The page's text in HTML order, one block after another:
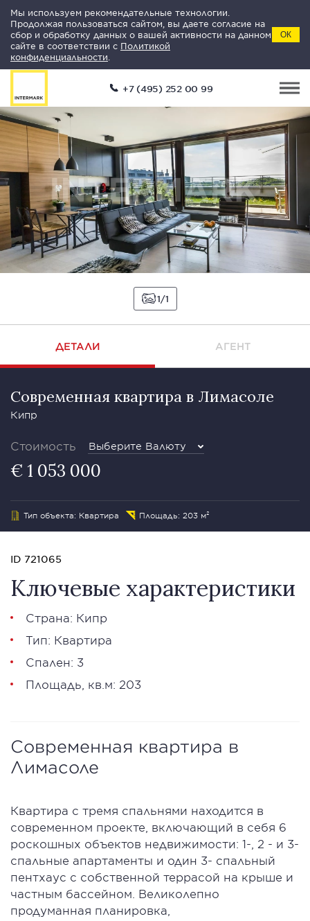
Мы используем рекомендательные технологии.
Продолжая пользоваться сайтом, вы даете согласие на
сбор и обработку данных о вашей активности на данном
сайте в соответствии с Политикой
конфиденциальности
ОК
+7 (495) 252 00 99
1 1
ДЕТАЛИ АГЕНТ
Современная квартира в Лимасоле
Кипр
Стоимость Выберите Валюту
€ 1 053 000
Тип объекта: Квартира Площадь: 203 м²
ID 721065
Ключевые характеристики
Страна: Кипр
Тип: Квартира
Спален: 3
Площадь, кв.м: 203
Современная квартира в
Лимасоле
Квартира с тремя спальнями находится в
современном проекте, включающий в себя 6
роскошных объектов недвижимости: 1-, 2 - и 3-
спальные апартаменты и один 3- спальный
пентхаус с собственной террасой на крыше и
частным бассейном. Великолепно
продуманная планировка,